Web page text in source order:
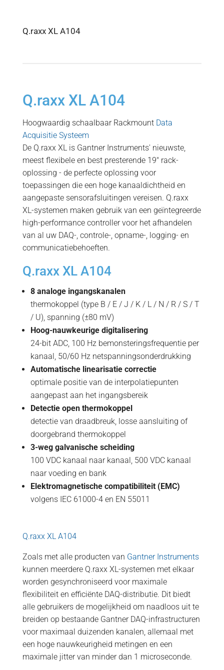
Q.raxx XL A104
Q.raxx XL A104
Hoogwaardig schaalbaar Rackmount Data
Acquisitie Systeem
De Q.raxx XL is Gantner Instruments' nieuwste,
meest flexibele en best presterende 19″ rack-
oplossing - de perfecte oplossing voor
toepassingen die een hoge kanaaldichtheid en
aangepaste sensorafsluitingen vereisen. Q.raxx
XL-systemen maken gebruik van een geïntegreerde
high-performance controller voor het afhandelen
van al uw DAQ-, controle-, opname-, logging- en
communicatiebehoeften.
Q.raxx XL A104
8 analoge ingangskanalen
thermokoppel (type B / E / J / K / L / N / R / S / T
/ U), spanning (±80 mV)
Hoog-nauwkeurige digitalisering
24-bit ADC, 100 Hz bemonsteringsfrequentie per
kanaal, 50/60 Hz netspanningsonderdrukking
Automatische linearisatie correctie
optimale positie van de interpolatiepunten
aangepast aan het ingangsbereik
Detectie open thermokoppel
detectie van draadbreuk, losse aansluiting of
doorgebrand thermokoppel
3-weg galvanische scheiding
100 VDC kanaal naar kanaal, 500 VDC kanaal
naar voeding en bank
Elektromagnetische compatibiliteit (EMC)
volgens IEC 61000-4 en EN 55011
Q.raxx XL A104
Zoals met alle producten van Gantner Instruments
kunnen meerdere Q.raxx XL-systemen met elkaar
worden gesynchroniseerd voor maximale
flexibiliteit en efficiënte DAQ-distributie. Dit biedt
alle gebruikers de mogelijkheid om naadloos uit te
breiden op bestaande Gantner DAQ-infrastructuren
voor maximaal duizenden kanalen, allemaal met
een hoge nauwkeurigheid metingen en een
maximale jitter van minder dan 1 microseconde.